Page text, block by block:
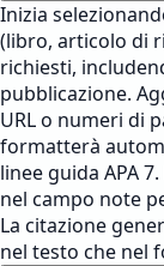
Inizia
(libro, articolo di
richiesti,
pubblicazione.
URL o numeri di
formatterà
linee guida APA
nel campo note
La citazione
nel testo che nel